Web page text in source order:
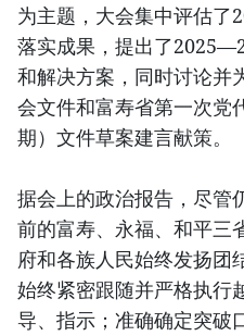
为主题，大会集中评估
落实成果，提出了
和解决方案，同时讨论并
会文件和富寿省第一次
期）文件草案建言献策。
据会上的政治报告，尽管
前的富寿、永福、和平三
府和各族人民始终发扬团
始终紧密跟随并严格执行
导、指示；准确确定突破